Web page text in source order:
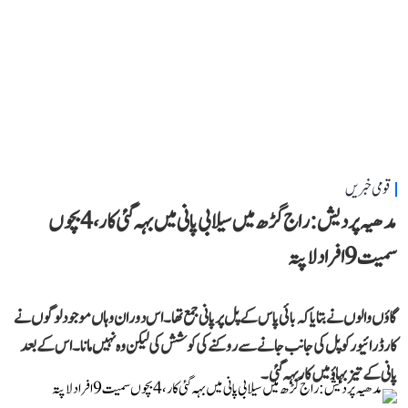
قومی خبریں
مدھیہ پردیش: راج گڑھ میں سیلابی پانی میں بہہ گئی کار، 4 بچوں
سمیت 9 افراد لاپتہ
گاؤں والوں نے بتایا کہ بائی پاس کے پل پر پانی جمع تھا۔ اس دوران وہاں موجود لوگوں نے
کار ڈرائیور کو پل کی جانب جانے سے روکنے کی کوشش کی لیکن وہ نہیں مانا۔ اس کے بعد
پانی کے تیز بہاؤ میں کار بہہ گئی۔